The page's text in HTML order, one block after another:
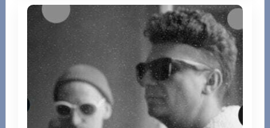
ZOBACZ WIĘCEJ